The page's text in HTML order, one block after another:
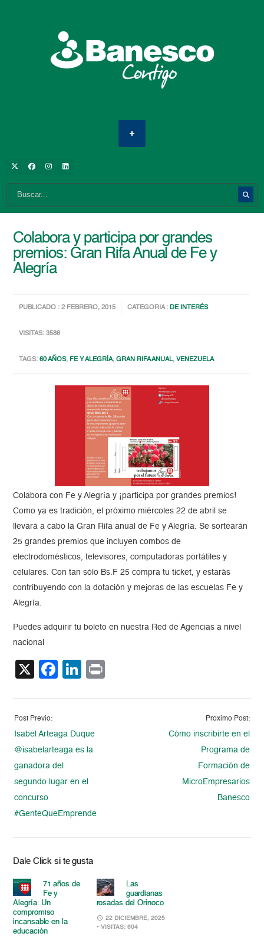
Colabora y participa por grandes
premios: Gran Rifa Anual de Fe y
Alegría
PUBLICADO : 2 FEBRERO, 2015 CATEGORIA :DE INTERÉS
VISITAS: 3586
TAGS:60 AÑOS, FE Y ALEGRÍA,GRAN RIFA ANUAL,VENEZUELA
Colabora con Fe y Alegría y ¡participa por grandes premios!
Como ya es tradición, el próximo miércoles 22 de abril se
llevará a cabo la Gran Rifa anual de Fe y Alegría. Se sortearán
25 grandes premios que incluyen combos de
electrodomésticos, televisores, computadoras portátiles y
celulares. Con tan sólo Bs.F 25 compra tu ticket, y estarás
contribuyendo con la dotación y mejoras de las escuelas Fe y
Alegría.
Puedes adquirir tu boleto en nuestra Red de Agencias a nivel
nacional
X Facebook
LinkedIn
Post Previo:
Isabel Arteaga Duque
@isabelarteaga es la
ganadora del
segundo lugar en el
concurso
#GenteQueEmprende
Proximo Post:
Cómo inscribirte en el
Programa de
Formación de
MicroEmpresarios
Banesco
Dale Click si te gusta
71 años de
Fe y
Alegría: Un
compromiso
incansable en la
educación
Las
guardianas
rosadas del Orinoco
22 DICIEMBRE, 2025
• VISITAS: 604